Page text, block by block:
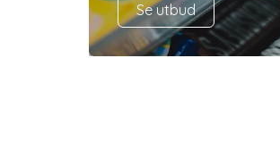
Se utbud